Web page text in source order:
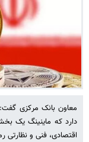
معاون بانک مرکزی گفت:
دارد که ماینینگ یک
اقتصادی، فنی و نظارتی